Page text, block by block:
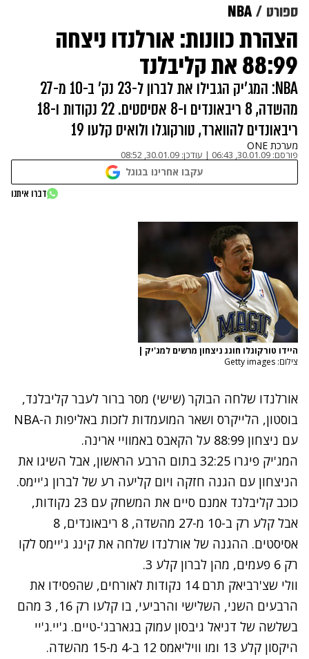
ספורט NBA
הצהרת כוונות: אורלנדו ניצחה
88:99 את קליבלנד
NBA: המג'יק הגבילו את לברון ל-23 נק' ב-10 מ-27
מהשדה, 8 ריבאונדים ו-8 אסיסטים. 22 נקודות ו-18
ריבאונדים להווארד, טורקוגלו ולואיס קלעו 19
מערכת ONE
פורסם: 30.01.09, 06:43
| עודכן: 30.01.09, 08:52
עקבו אחרינו בגוגל
דברו איתנו
היידו טורקוגלו חוגג ניצחון מרשים למג'יק |
צילום: Getty images
אורלנדו שלחה הבוקר (שישי) מסר ברור לעבר קליבלנד,
בוסטון, הלייקרס ושאר המועמדות לזכות באליפות ה-NBA
עם ניצחון 88:99 על הקאבס באמוויי ארינה.
המג'יק פיגרו 32:25 בתום הרבע הראשון, אבל השיגו את
הניצחון עם הגנה חזקה ויום קליעה רע של לברון ג'יימס.
כוכב קליבלנד אמנם סיים את המשחק עם 23 נקודות,
אבל קלע רק ב-10 מ-27 מהשדה, 8 ריבאונדים, 8
אסיסטים. ההגנה של אורלנדו שלחה את קינג ג'יימס לקו
רק 6 פעמים, מהן לברון קלע 3.
וולי שצ'רביאק תרם 14 נקודות לאורחים, שהפסידו את
הרבעים השני, השלישי והרביעי, בו קלעו רק 16, 3 מהם
בשלשה של דניאל גיבסון עמוק בגארבג'-טיים. ג'יי.ג'יי
היקסון קלע 13 ומו וויליאמס 12 ב-4 מ-15 מהשדה.